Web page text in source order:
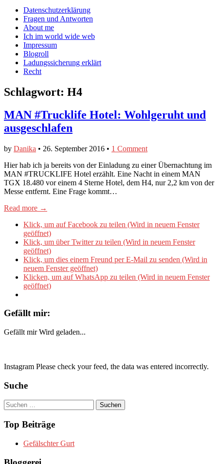
Facebook
anzeigen
Twitter
anzeigen
auf
Instagram
anzeigen
Main
menu
Skip
content
Datenschutzerklärung
Fragen und Antworten
About me
Ich im world wide web
Impressum
Blogroll
Ladungssicherung erklärt
Recht
Schlagwort: H4
MAN #Trucklife Hotel: Wohlgeruht und
ausgeschlafen
by Danika • 26. September 2016 • 1 Comment
Hier hab ich ja bereits von der Einladung zu einer Übernachtung im
MAN #TRUCKLIFE Hotel erzählt. Eine Nacht in einem MAN
TGX 18.480 vor einem 4 Sterne Hotel, dem H4, nur 2,2 km von der
Messe entfernt. Eine Frage kommt…
Read more →
Klick, um auf Facebook zu teilen (Wird in neuem Fenster
geöffnet)
Klick, um über Twitter zu teilen (Wird in neuem Fenster
geöffnet)
Klick, um dies einem Freund per E-Mail zu senden (Wird in
neuem Fenster geöffnet)
Klicken, um auf WhatsApp zu teilen (Wird in neuem Fenster
geöffnet)
Gefällt mir:
Gefällt mir Wird geladen...
Instagram Please check your feed, the data was entered incorrectly.
Suche
Suchen
nach:
Top Beiträge
Gefälschter Gurt